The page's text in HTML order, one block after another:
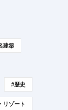
建築
#歴史
リゾート